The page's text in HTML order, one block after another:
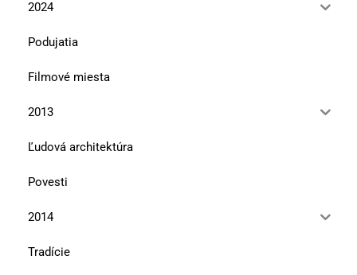
2024
Podujatia
Filmové miesta
2013
Ľudová architektúra
Povesti
2014
Tradície